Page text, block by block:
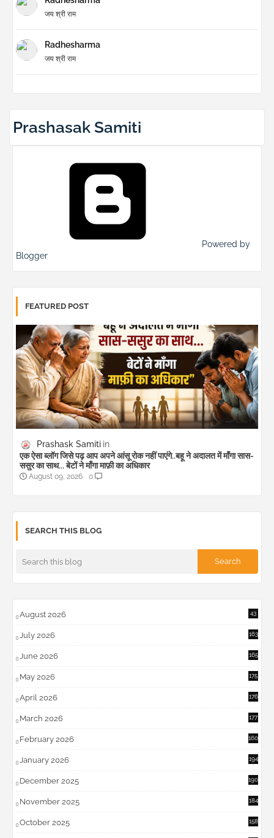
जय श्री राम
Radhesharma
जय श्री राम
Prashasak Samiti
Powered by
Blogger
FEATURED POST
Prashask Samiti
एक ऐसा ब्लॉग जिसे पढ़ आप अपने आंसू रोक नहीं पाएंगे..बहू ने अदालत में माँगा सास-
ससुर का साथ... बेटों ने माँगा माफ़ी का अधिकार
August 09, 2026 0
SEARCH THIS BLOG
August 2026 43
July 2026 163
June 2026 165
May 2026 175
April 2026 176
March 2026 177
February 2026 160
January 2026 194
December 2025 190
November 2025 184
October 2025 158